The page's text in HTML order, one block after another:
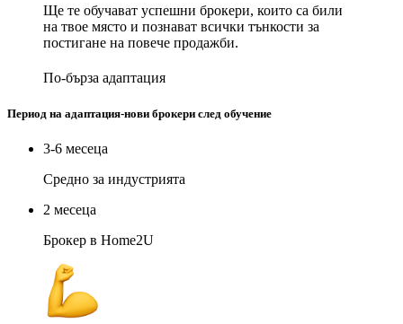
Ще те обучават успешни брокери, които са били
на твое място и познават всички тънкости за
постигане на повече продажби.
По-бърза адаптация
Период на адаптация-нови брокери след обучение
3-6 месеца
Средно за индустрията
2 месеца
Брокер в Home2U